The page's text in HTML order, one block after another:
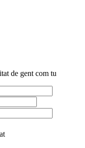
de gent com tu